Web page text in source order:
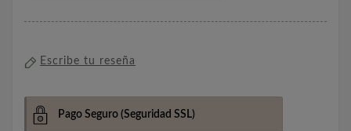
Escribe tu reseña
Pago Seguro (Seguridad SSL)